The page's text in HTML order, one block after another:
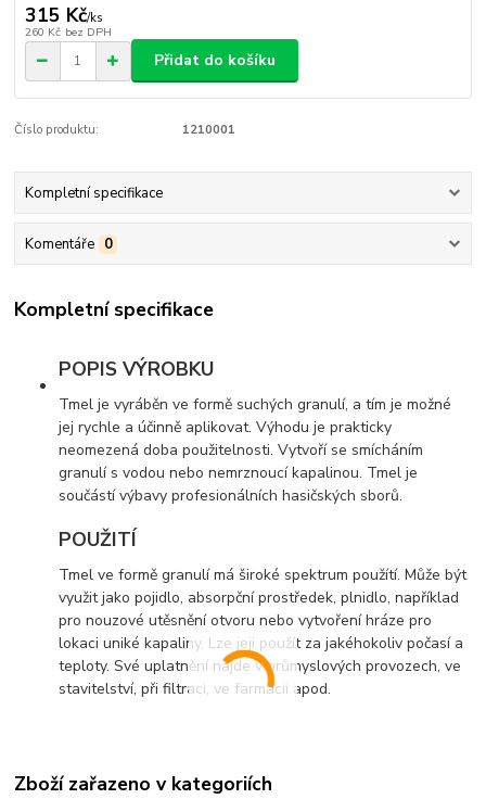
315 Kč/ks
260 Kč bez DPH
Přidat do košíku
Číslo produktu: 1210001
Kompletní specifikace
Komentáře 0
Kompletní specifikace
POPIS VÝROBKU
Tmel je vyráběn ve formě suchých granulí, a tím je možné
jej rychle a účinně aplikovat. Výhodu je prakticky
neomezená doba použitelnosti. Vytvoří se smícháním
granulí s vodou nebo nemrznoucí kapalinou. Tmel je
součástí výbavy profesionálních hasičských sborů.
POUŽITÍ
Tmel ve formě granulí má široké spektrum použítí. Může být
využit jako pojidlo, absorpční prostředek, plnidlo, například
pro nouzové utěsnění otvoru nebo vytvoření hráze pro
lokaci uniké kapaliny. Lze jeji použít za jakéhokoliv počasí a
teploty. Své uplatnění najde v průmyslových provozech, ve
stavitelství, při filtraci, ve farmacii apod.
Zboží zařazeno v kategoriích